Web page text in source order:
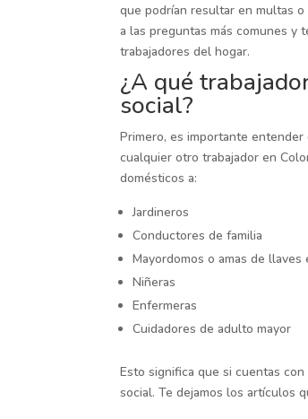
que podrían resultar en multas
a las preguntas más comunes y
trabajadores del hogar.
¿A qué
social?
Primero, es importante
cualquier otro trabajador en
domésticos a:
Jardineros
Conductores de familia
Mayordomos o amas de
Niñeras
Enfermeras
Cuidadores de adulto mayor
Esto significa que si cuentas
social. Te dejamos los artículos